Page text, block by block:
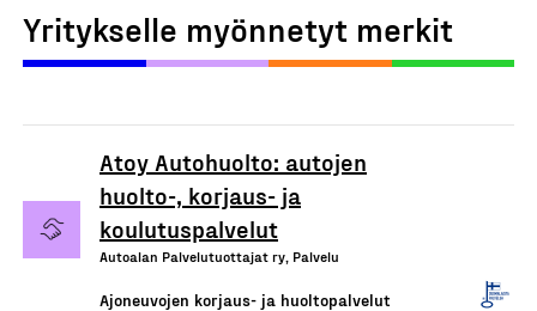
Yritykselle myönnetyt merkit
Atoy Autohuolto: autojen
huolto-, korjaus- ja
koulutuspalvelut
Autoalan Palvelutuottajat ry, Palvelu
Ajoneuvojen korjaus- ja huoltopalvelut